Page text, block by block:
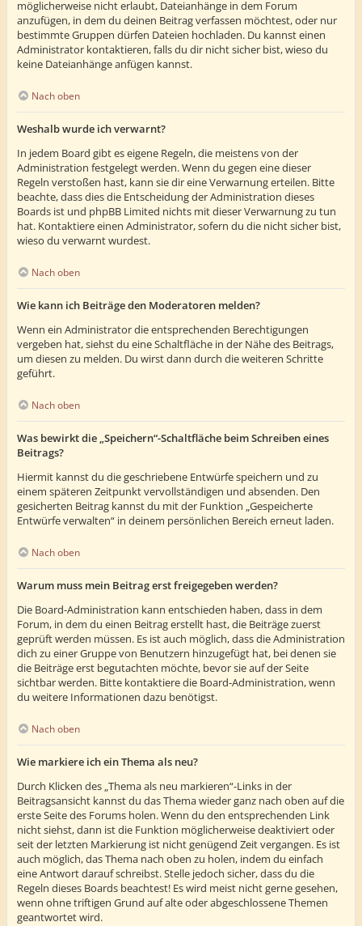
möglicherweise nicht erlaubt, Dateianhänge in dem Forum
anzufügen, in dem du deinen Beitrag verfassen möchtest, oder nur
bestimmte Gruppen dürfen Dateien hochladen. Du kannst einen
Administrator kontaktieren, falls du dir nicht sicher bist, wieso du
keine Dateianhänge anfügen kannst.
Nach oben
Weshalb wurde ich verwarnt?
In jedem Board gibt es eigene Regeln, die meistens von der
Administration festgelegt werden. Wenn du gegen eine dieser
Regeln verstoßen hast, kann sie dir eine Verwarnung erteilen. Bitte
beachte, dass dies die Entscheidung der Administration dieses
Boards ist und phpBB Limited nichts mit dieser Verwarnung zu tun
hat. Kontaktiere einen Administrator, sofern du die nicht sicher bist,
wieso du verwarnt wurdest.
Nach oben
Wie kann ich Beiträge den Moderatoren melden?
Wenn ein Administrator die entsprechenden Berechtigungen
vergeben hat, siehst du eine Schaltfläche in der Nähe des Beitrags,
um diesen zu melden. Du wirst dann durch die weiteren Schritte
geführt.
Nach oben
Was bewirkt die „Speichern“-Schaltfläche beim Schreiben eines
Beitrags?
Hiermit kannst du die geschriebene Entwürfe speichern und zu
einem späteren Zeitpunkt vervollständigen und absenden. Den
gesicherten Beitrag kannst du mit der Funktion „Gespeicherte
Entwürfe verwalten“ in deinem persönlichen Bereich erneut laden.
Nach oben
Warum muss mein Beitrag erst freigegeben werden?
Die Board-Administration kann entschieden haben, dass in dem
Forum, in dem du einen Beitrag erstellt hast, die Beiträge zuerst
geprüft werden müssen. Es ist auch möglich, dass die Administration
dich zu einer Gruppe von Benutzern hinzugefügt hat, bei denen sie
die Beiträge erst begutachten möchte, bevor sie auf der Seite
sichtbar werden. Bitte kontaktiere die Board-Administration, wenn
du weitere Informationen dazu benötigst.
Nach oben
Wie markiere ich ein Thema als neu?
Durch Klicken des „Thema als neu markieren“-Links in der
Beitragsansicht kannst du das Thema wieder ganz nach oben auf die
erste Seite des Forums holen. Wenn du den entsprechenden Link
nicht siehst, dann ist die Funktion möglicherweise deaktiviert oder
seit der letzten Markierung ist nicht genügend Zeit vergangen. Es ist
auch möglich, das Thema nach oben zu holen, indem du einfach
eine Antwort darauf schreibst. Stelle jedoch sicher, dass du die
Regeln dieses Boards beachtest! Es wird meist nicht gerne gesehen,
wenn ohne triftigen Grund auf alte oder abgeschlossene Themen
geantwortet wird.